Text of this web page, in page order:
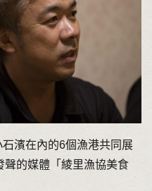
濱在內的6個漁港共同展
聲的媒體「綾里漁協美食